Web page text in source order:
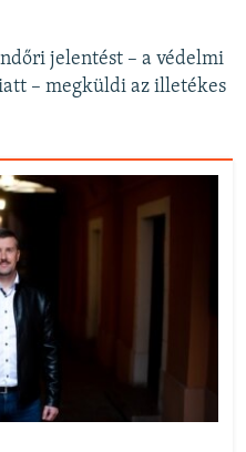
jelentést – a védelmi
– megküldi az illetékes